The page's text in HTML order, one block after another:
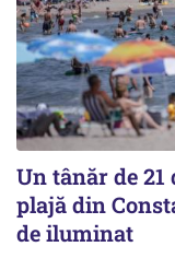
Un tânăr de 21
plajă din
de iluminat